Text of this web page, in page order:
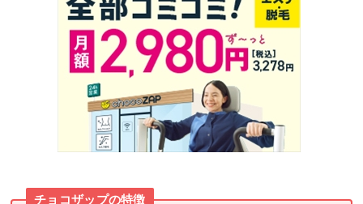
チョコザップの特徴